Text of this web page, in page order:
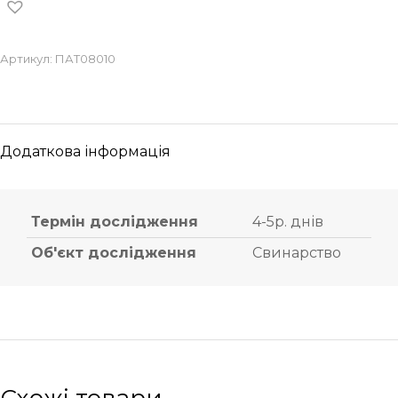
Артикул: ПАТ08010
Додаткова інформація
Термін дослідження
4-5р. днів
Об'єкт дослідження
Свинарство